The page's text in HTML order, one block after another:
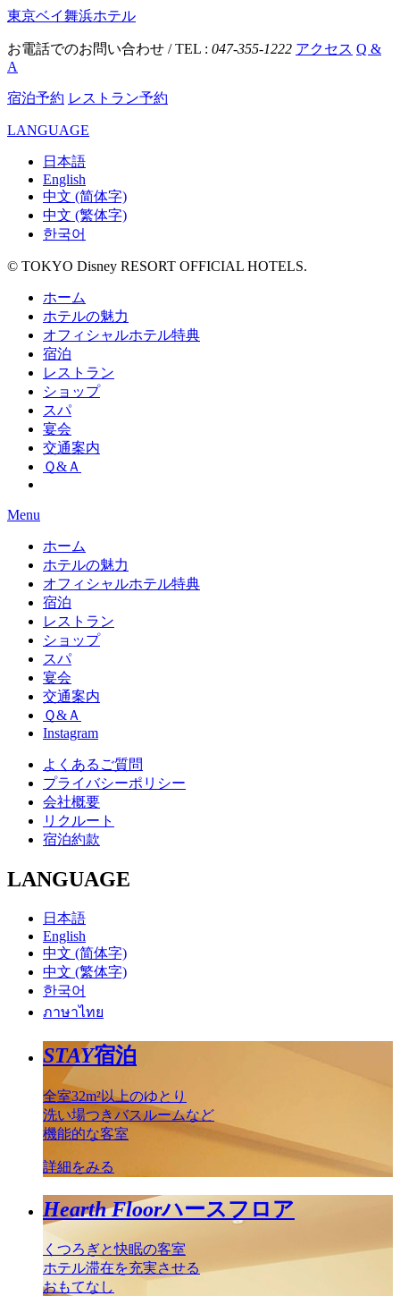
東京ベイ舞浜ホテル
お電話でのお問い合わせ / TEL : 047-355-1222 アクセス Q &
A
宿泊予約 レストラン予約
LANGUAGE
日本語
English
中文 (简体字)
中文 (繁体字)
한국어
© TOKYO Disney RESORT OFFICIAL HOTELS.
ホーム
ホテルの魅力
オフィシャルホテル特典
宿泊
レストラン
ショップ
スパ
宴会
交通案内
Ｑ&Ａ
Menu
ホーム
ホテルの魅力
オフィシャルホテル特典
宿泊
レストラン
ショップ
スパ
宴会
交通案内
Ｑ&Ａ
Instagram
よくあるご質問
プライバシーポリシー
会社概要
リクルート
宿泊約款
LANGUAGE
日本語
English
中文 (简体字)
中文 (繁体字)
한국어
ภาษาไทย
STAY宿泊
全室32m²以上のゆとり
洗い場つきバスルームなど
機能的な客室
詳細をみる
Hearth Floorハースフロア
くつろぎと快眠の客室
ホテル滞在を充実させる
おもてなし